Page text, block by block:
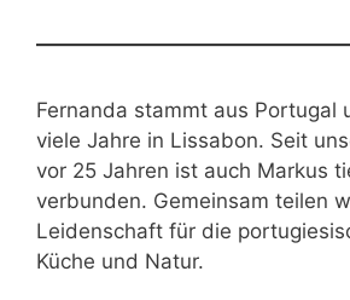
Fernanda stammt aus Portugal
viele Jahre in Lissabon. Seit
vor 25 Jahren ist auch Markus
verbunden. Gemeinsam teilen
Leidenschaft für die
Küche und Natur.